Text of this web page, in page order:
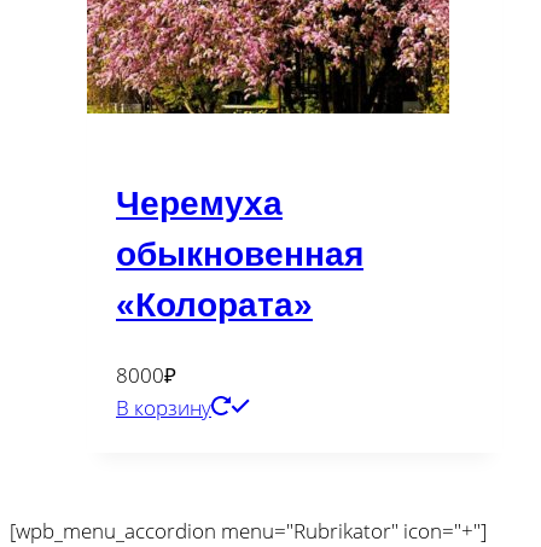
Черемуха
обыкновенная
«Колората»
8000₽
В корзину
[wpb_menu_accordion menu="Rubrikator" icon="+"]